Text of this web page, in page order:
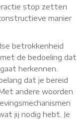
stop zetten
manier
betrokkenheid
de bedoeling dat
herkennen.
dat je bereid
andere woorden
jij nodig hebt. Je